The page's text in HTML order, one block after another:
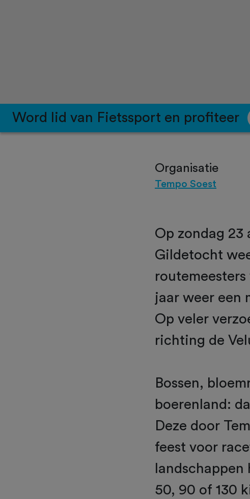
Word lid van Fietssport en profiteer
Organisatie
Tempo Soest
Op zondag 23
Gildetocht
jaar weer een
Op veler
richting de
Bossen,
boerenland:
Deze door
feest voor
50, 90 of 130